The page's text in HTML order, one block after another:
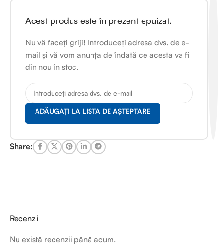
Acest produs este în prezent epuizat.
Nu vă faceți griji! Introduceți adresa dvs. de e-
mail și vă vom anunța de îndată ce acesta va fi
din nou în stoc.
ADĂUGAȚI LA LISTA DE AȘTEPTARE
Share:
Recenzii
Nu există recenzii până acum.